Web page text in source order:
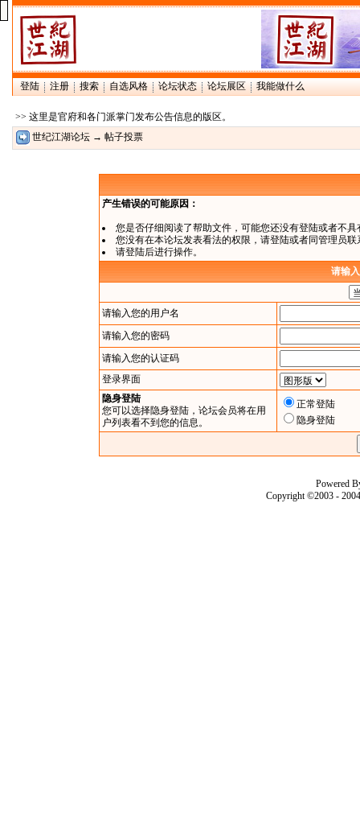
登陆 注册 搜索 自选风格 论坛状态 论坛展区 我能做什么
>> 这里是官府和各门派掌门发布公告信息的版区。
世纪江湖论坛 → 帖子投票
产生错误的可能原因：
您是否仔细阅读了帮助文件，可能您还没有登陆或者不
您没有在本论坛发表看法的权限，请登陆或者同管理员联
请登陆后进行操作。
请输
请输入您的用户名
请输入您的密码
请输入您的认证码
登录界面
隐身登陆
您可以选择隐身登陆，论坛会员将在用
户列表看不到您的信息。
正常登陆
隐身登陆
Powered
Copyright ©2003 -